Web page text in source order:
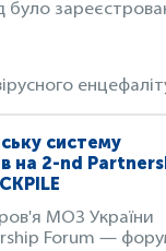
було
систему
на 2-nd
МОЗ України
Forum —